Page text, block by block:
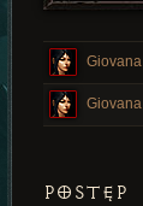
Giovana
Giovana
POSTĘP